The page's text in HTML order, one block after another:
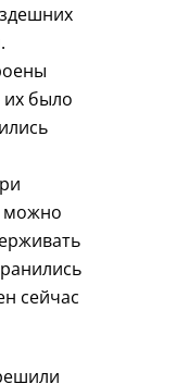
было
можно
сейчас